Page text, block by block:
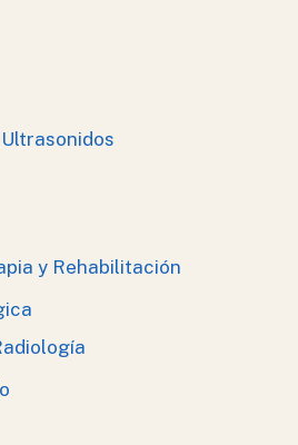
y Rehabilitación